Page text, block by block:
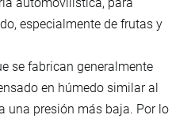
automovilística, para
especialmente de frutas y
se fabrican generalmente
en húmedo similar al
una presión más baja. Por lo